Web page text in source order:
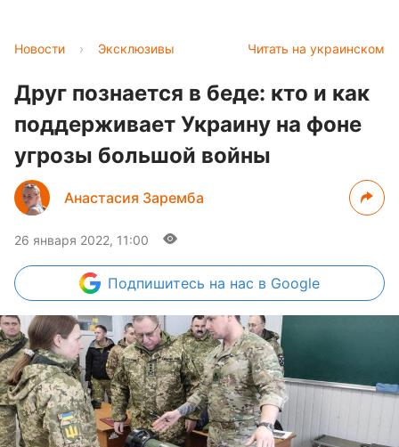
Читать на украинском
Новости › Эксклюзивы
Друг познается в беде: кто и как
поддерживает Украину на фоне
угрозы большой войны
Анастасия Заремба
26 января 2022, 11:00
Подпишитесь на нас в Google